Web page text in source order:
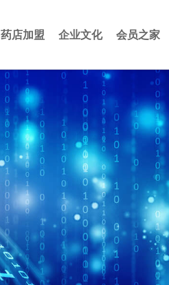
药店加盟 企业文化 会员之家